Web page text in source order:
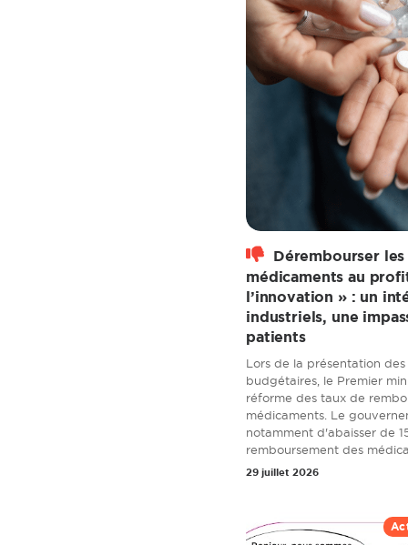
Dérembourser
médicaments au
l’innovation » : un
industriels, une
patients
Lors de la présentation
budgétaires, le Premier
réforme des taux de
médicaments. Le
notamment d'abaisser de
remboursement des
29 juillet 2026